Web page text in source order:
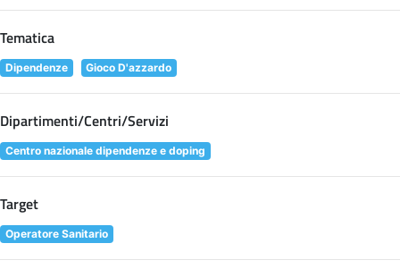
Tematica
Dipendenze Gioco D'azzardo
Dipartimenti/Centri/Servizi
Centro nazionale dipendenze e doping
Target
Operatore Sanitario